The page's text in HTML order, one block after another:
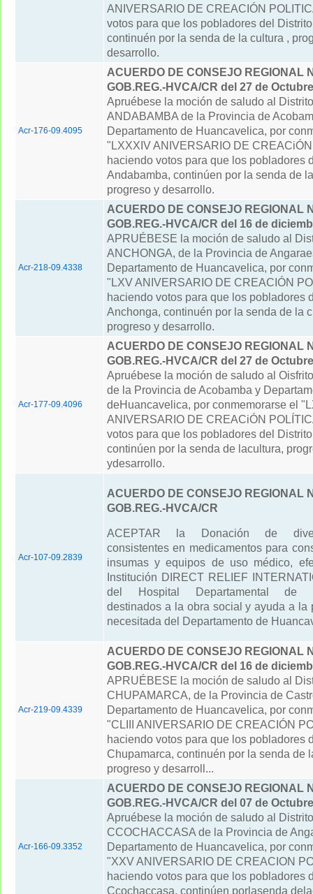
ANIVERSARIO DE CREACIÓN
votos para que los pobladores del
continuén por la senda de la cultura ,
desarrollo.
Acr-176-09.4095
ACUERDO DE CONSEJO REGIONAL
GOB.REG.-HVCA/CR del 27 de
Apruébese la moción de saludo al
ANDABAMBA de la Provincia de
Departamento de Huancavelica, por
"LXXXIV ANIVERSARIO DE
haciendo votos para que los pobladores
Andabamba, continúen por la senda de
progreso y desarrollo.
Acr-218-09.4338
ACUERDO DE CONSEJO REGIONAL
GOB.REG.-HVCA/CR del 16 de
APRUÉBESE la moción de saludo al
ANCHONGA, de la Provincia de
Departamento de Huancavelica, por
"LXV ANIVERSARIO DE CREACIÓN
haciendo votos para que los pobladores
Anchonga, continuén por la senda de la
progreso y desarrollo.
Acr-177-09.4096
ACUERDO DE CONSEJO REGIONAL
GOB.REG.-HVCA/CR del 27 de
Apruébese la moción de saludo al
de la Provincia de Acobamba y
deHuancavelica, por conmemorarse el
ANIVERSARIO DE CREACiÓN
votos para que los pobladores del
continúen por la senda de lacultura,
ydesarrollo.
Acr-107-09.2839
ACUERDO DE CONSEJO REGIONAL
GOB.REG.-HVCA/CR
ACEPTAR la Donación de
consistentes en medicamentos para
insumas y equipos de uso médico,
Institución DIRECT RELIEF
del Hospital Departamental de
destinados a la obra social y ayuda a la
necesitada del Departamento de
Acr-219-09.4339
ACUERDO DE CONSEJO REGIONAL
GOB.REG.-HVCA/CR del 16 de
APRUÉBESE la moción de saludo al
CHUPAMARCA, de la Provincia de
Departamento de Huancavelica, por
"CLIII ANIVERSARIO DE CREACIÓN
haciendo votos para que los pobladores
Chupamarca, continuén por la senda de
progreso y desarroll...
Acr-166-09.3352
ACUERDO DE CONSEJO REGIONAL
GOB.REG.-HVCA/CR del 07 de
Apruébese la moción de saludo al
CCOCHACCASA de la Provincia de
Departamento de Huancavelica, por
"XXV ANIVERSARIO DE CREACION
haciendo votos para que los pobladores
Ccochaccasa, continúen porlasenda